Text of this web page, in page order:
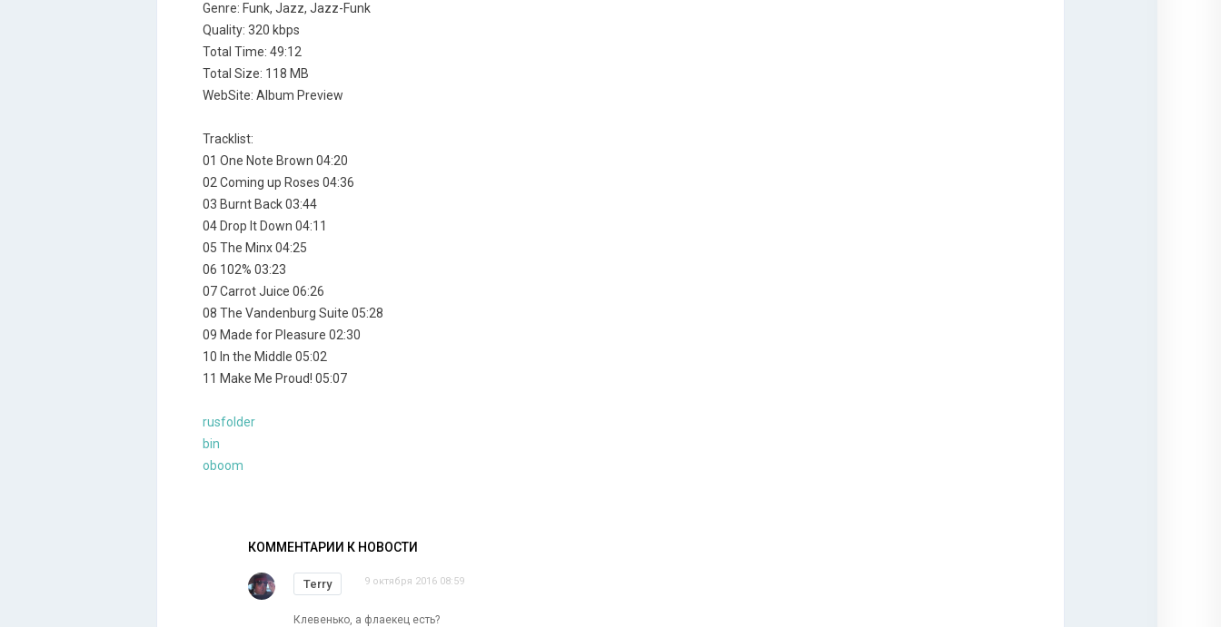
Genre: Funk, Jazz, Jazz-Funk
Quality: 320 kbps
Total Time: 49:12
Total Size: 118 MB
WebSite: Album Preview
Tracklist:
01 One Note Brown 04:20
02 Coming up Roses 04:36
03 Burnt Back 03:44
04 Drop It Down 04:11
05 The Minx 04:25
06 102% 03:23
07 Carrot Juice 06:26
08 The Vandenburg Suite 05:28
09 Made for Pleasure 02:30
10 In the Middle 05:02
11 Make Me Proud! 05:07
rusfolder
bin
oboom
КОММЕНТАРИИ К НОВОСТИ
Terry 9 октября 2016 08:59
Клевенько, а флаекец есть?